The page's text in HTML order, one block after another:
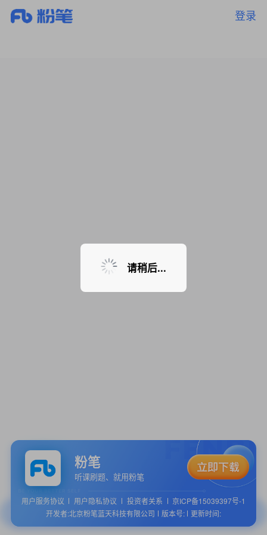
登录
暂无课程，敬请期待
粉笔
听课刷题、就用粉笔
用户服务协议 用户隐私协议 投资者关系
京ICP备15039397号-1
开发者:北京粉笔蓝天科技有限公司
版本号: 更新时间:
请稍后...